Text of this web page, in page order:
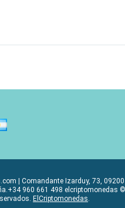
| Comandante Izarduy, 73,
960 661 498 elcriptomonedas
ElCriptomonedas.